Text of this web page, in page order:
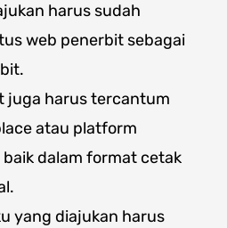
harus sudah
web penerbit sebagai
juga harus tercantum
atau platform
dalam format cetak
yang diajukan harus